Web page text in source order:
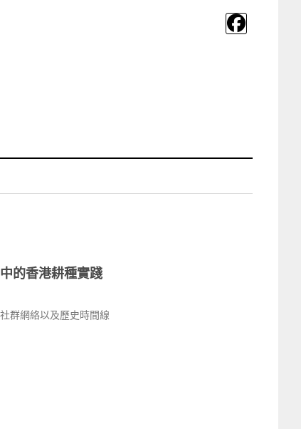
的香港耕種實踐
群網絡以及歷史時間線